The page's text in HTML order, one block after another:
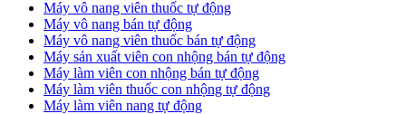
Máy vô nang viên thuốc tự động
Máy vô nang bán tự động
Máy vô nang viên thuốc bán tự động
Máy sản xuất viên con nhộng bán tự động
Máy làm viên con nhộng bán tự động
Máy làm viên thuốc con nhộng tự động
Máy làm viên nang tự động